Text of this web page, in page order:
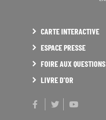
CARTE INTERACTIVE
ESPACE PRESSE
FOIRE AUX QUESTIONS
LIVRE D'OR
FacebookTwitter